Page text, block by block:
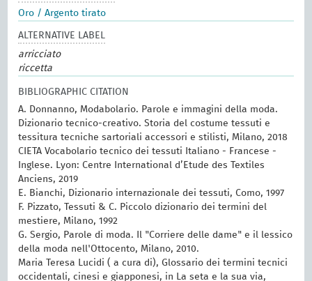
Oro / Argento tirato
ALTERNATIVE LABEL
arricciato
riccetta
BIBLIOGRAPHIC CITATION
A. Donnanno, Modabolario. Parole e immagini della moda.
Dizionario tecnico-creativo. Storia del costume tessuti e
tessitura tecniche sartoriali accessori e stilisti, Milano, 2018
CIETA Vocabolario tecnico dei tessuti Italiano - Francese -
Inglese. Lyon: Centre International d’Etude des Textiles
Anciens, 2019
E. Bianchi, Dizionario internazionale dei tessuti, Como, 1997
F. Pizzato, Tessuti & C. Piccolo dizionario dei termini del
mestiere, Milano, 1992
G. Sergio, Parole di moda. Il "Corriere delle dame" e il lessico
della moda nell'Ottocento, Milano, 2010.
Maria Teresa Lucidi ( a cura di), Glossario dei termini tecnici
occidentali, cinesi e giapponesi, in La seta e la sua via,